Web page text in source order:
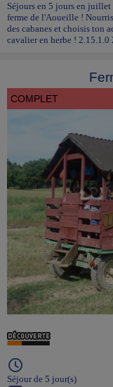
Séjours en 5 jours en
ferme de l'Aoueille !
des cabanes et choisis ton
cavalier en herbe ! 2.15.1.0
COMPLET
Séjour de 5 jour(s)